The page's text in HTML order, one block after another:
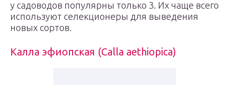
у садоводов популярны только 3. Их чаще всего
используют селекционеры для выведения
новых сортов.
Калла эфиопская (Calla aethiopica)